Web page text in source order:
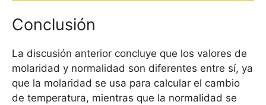
Conclusión
La discusión anterior concluye que los valores de
molaridad y normalidad son diferentes entre sí, ya
que la molaridad se usa para calcular el cambio
de temperatura, mientras que la normalidad se